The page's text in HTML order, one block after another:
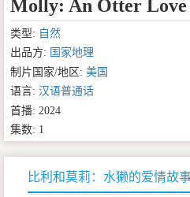
Molly: An Otter Love
类型: 自然
出品方: 国家地理
制片国家/地区: 美国
语言: 汉语普通话
首播: 2024
集数: 1
比利和莫莉：水獭的爱情故